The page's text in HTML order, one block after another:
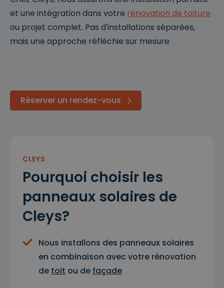
et une intégration dans votre rénovation de toiture
ou projet complet. Pas d'installations séparées,
mais une approche réfléchie sur mesure
Réserver un rendez-vous
CLEYS
Pourquoi choisir les
panneaux solaires de
Cleys?
Nous installons des panneaux solaires
en combinaison avec votre rénovation
de toit ou de façade